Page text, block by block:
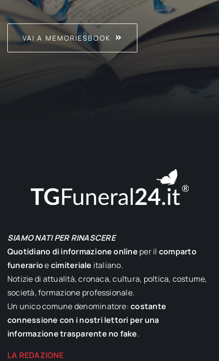
VAI A MEMORIESBOOK
SIAMO NATI PER RINASCERE
Quotidiano di informazione online per il comparto
funerarioecimiteriale italiano.
Notizie di attualità, cronaca, cultura, poltica, costume,
società, formazione professionale.
Un unico comune denominatore:costante
connessione con i nostri lettori per una
informazione trasparente no fake.
LA REDAZIONE